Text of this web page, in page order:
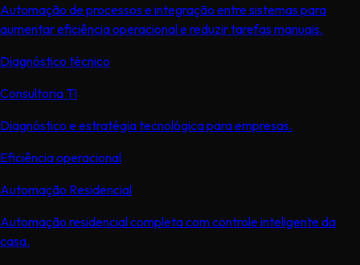
Automação de processos e integração entre sistemas para
aumentar eficiência operacional e reduzir tarefas manuais.
Diagnóstico técnico
Consultoria TI
Diagnóstico e estratégia tecnológica para empresas.
Eficiência operacional
Automação Residencial
Automação residencial completa com controle inteligente da
casa.